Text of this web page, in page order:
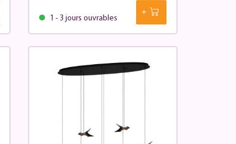
1 - 3 jours ouvrables